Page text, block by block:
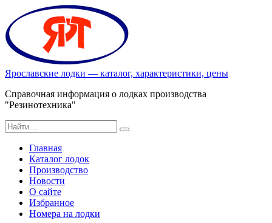
Перейти
содержанию
Ярославские лодки — каталог, характеристики, цены
Справочная информация о лодках производства
"Резинотехника"
Search
for:
Главная
Каталог лодок
Производство
Новости
О сайте
Избранное
Номера на лодки